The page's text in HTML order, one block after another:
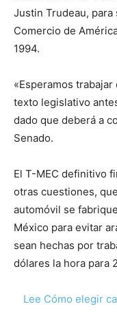
Justin Trudeau,
Comercio de
1994.
«Esperamos
texto legislativo
dado que deberá a
Senado.
El T-MEC definitivo
otras cuestiones,
automóvil se
México para evitar
sean hechas por
dólares la hora para
Lee Cómo elegir